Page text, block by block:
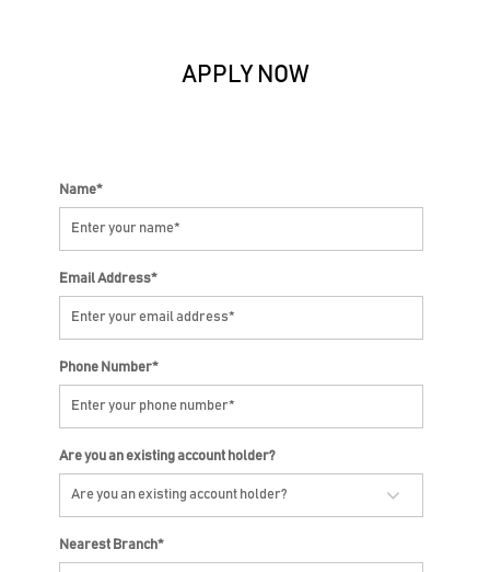
APPLY NOW
Name*
Email Address*
Phone Number*
Are you an existing account holder?
Nearest Branch*